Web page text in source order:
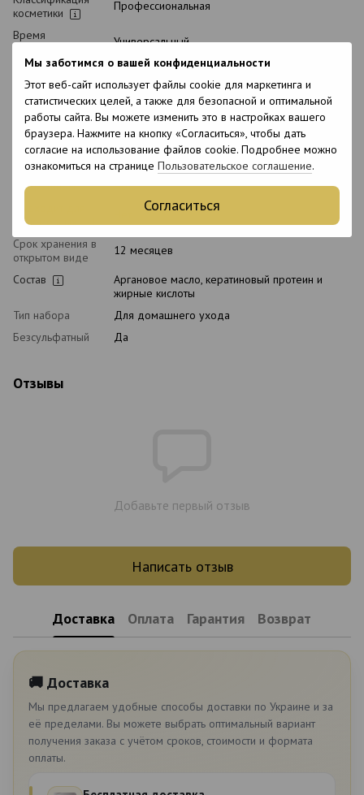
Мы заботимся о вашей конфиденциальности
Этот веб-сайт использует файлы cookie для маркетинга и
статистических целей, а также для безопасной и оптимальной
работы сайта. Вы можете изменить это в настройках вашего
браузера. Нажмите на кнопку «Согласиться», чтобы дать
согласие на использование файлов cookie. Подробнее можно
ознакомиться на странице Пользовательское соглашение.
Согласиться
косметики
Профессиональная
Время
Универсальный
Тип волос
Все типы волос, Окрашенные, Поврежденные
Тип кожи
головы
Все типы кожи
Назначение
Восстановление, Очищение, Питание,
Увлажнение
Возраст
18+
С кератином
Нет
беременных
Срок хранения в
открытом виде
12 месяцев
Состав
Аргановое масло, кератиновый протеин и
жирные кислоты
Тип набора
Для домашнего ухода
Безсульфатный
Да
Отзывы
Добавьте первый отзыв
Написать отзыв
Доставка Оплата Гарантия Возврат
🚚 Доставка
Мы предлагаем удобные способы доставки по Украине и за
её пределами. Вы можете выбрать оптимальный вариант
получения заказа с учётом сроков, стоимости и формата
оплаты.